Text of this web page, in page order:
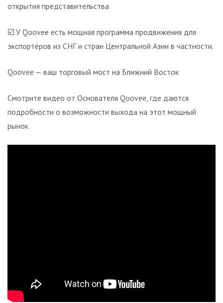
открытия представительства
☑️ У Qoovee есть мощная программа продвижения для
экспортёров из СНГ и стран Центральной Азии в частности.
Qoovee — ваш торговый мост на Ближний Восток
Смотрите видео от Основателя Qoovee, где даются
подробности о возможности выхода на этот мощный
рынок